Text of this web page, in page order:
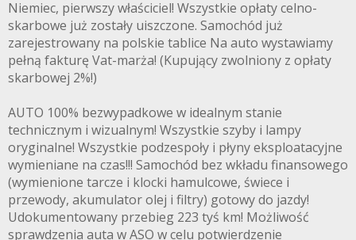
Niemiec, pierwszy właściciel! Wszystkie opłaty celno-
skarbowe już zostały uiszczone. Samochód już
zarejestrowany na polskie tablice Na auto wystawiamy
pełną fakturę Vat-marża! (Kupujący zwolniony z opłaty
skarbowej 2%!)
AUTO 100% bezwypadkowe w idealnym stanie
technicznym i wizualnym! Wszystkie szyby i lampy
oryginalne! Wszystkie podzespoły i płyny eksploatacyjne
wymieniane na czas!!! Samochód bez wkładu finansowego
(wymienione tarcze i klocki hamulcowe, świece i
przewody, akumulator olej i filtry) gotowy do jazdy!
Udokumentowany przebieg 223 tyś km! Możliwość
sprawdzenia auta w ASO w celu potwierdzenie